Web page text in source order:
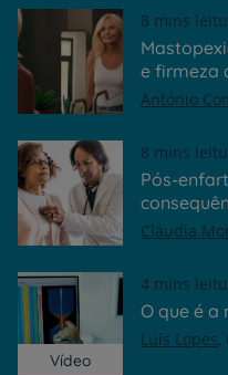
8 mins
e firmeza
António
8 mins
Pós-
Cláudia
Vídeo
4 mins
O que é
Luís Lopes